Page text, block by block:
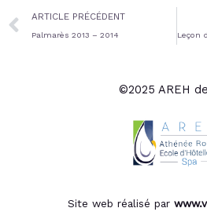
Prev
ARTICLE PRÉCÉDENT
Palmarès 2013 – 2014
©2025 AREH
Site web réalisé par